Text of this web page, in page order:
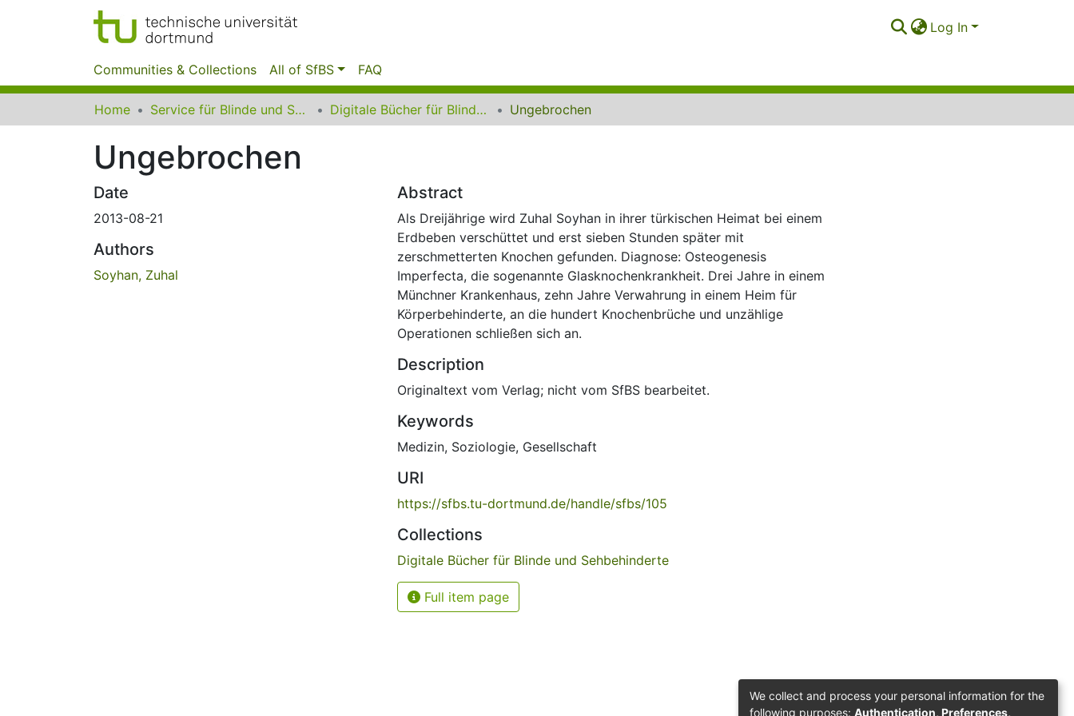
Log In
Communities & Collections All of SfBS FAQ
Home Service für Blinde und Sehbehinderte der UB Dortmund Digitale Bücher für Blinde und Sehbehinderte Ungebrochen
Ungebrochen
Date
2013-08-21
Authors
Soyhan, Zuhal
Abstract
Als Dreijährige wird Zuhal Soyhan in ihrer türkischen Heimat bei einem
Erdbeben verschüttet und erst sieben Stunden später mit
zerschmetterten Knochen gefunden. Diagnose: Osteogenesis
Imperfecta, die sogenannte Glasknochenkrankheit. Drei Jahre in einem
Münchner Krankenhaus, zehn Jahre Verwahrung in einem Heim für
Körperbehinderte, an die hundert Knochenbrüche und unzählige
Operationen schließen sich an.
Description
Originaltext vom Verlag; nicht vom SfBS bearbeitet.
Keywords
Medizin, Soziologie, Gesellschaft
URI
https://sfbs.tu-dortmund.de/handle/sfbs/105
Collections
Digitale Bücher für Blinde und Sehbehinderte
Full item page
We collect and process your personal information for the
following purposes: Authentication, Preferences,